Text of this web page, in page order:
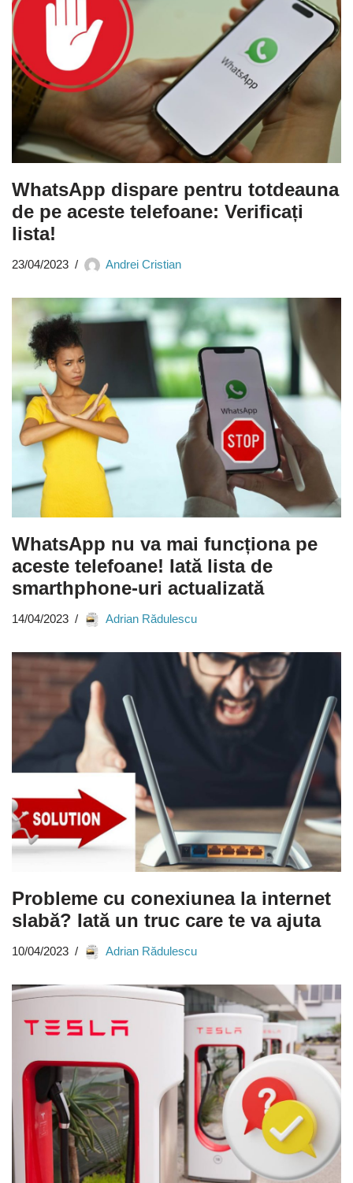
WhatsApp dispare pentru totdeauna
de pe aceste telefoane: Verificați
lista!
23/04/2023 Andrei Cristian
WhatsApp nu va mai funcționa pe
aceste telefoane! Iată lista de
smarthphone-uri actualizată
14/04/2023 Adrian Rădulescu
Probleme cu conexiunea la internet
slabă? Iată un truc care te va ajuta
10/04/2023 Adrian Rădulescu